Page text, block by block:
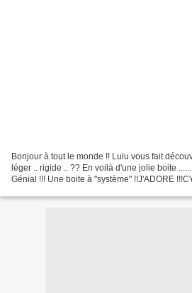
Bonjour à tout le monde !! Lulu vous fait
léger .. rigide .. ?? En voilà d'une jolie boite
Génial !!! Une boite à "système" !!J'ADORE